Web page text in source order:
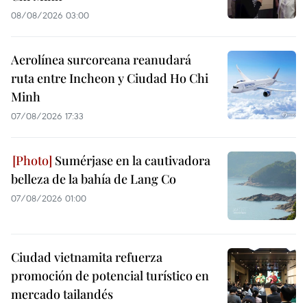
08/08/2026 03:00
Aerolínea surcoreana reanudará
ruta entre Incheon y Ciudad Ho Chi
Minh
07/08/2026 17:33
Sumérjase en la cautivadora
belleza de la bahía de Lang Co
07/08/2026 01:00
Ciudad vietnamita refuerza
promoción de potencial turístico en
mercado tailandés